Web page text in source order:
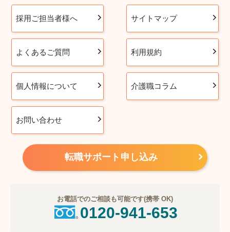
採用ご担当者様へ サイトマップ
よくあるご質問 利用規約
個人情報について 介護職コラム
お問い合わせ
転職サポート申し込み
お電話でのご相談も可能です(携帯 OK)
0120-941-653